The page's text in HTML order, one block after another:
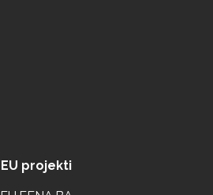
EU projekti